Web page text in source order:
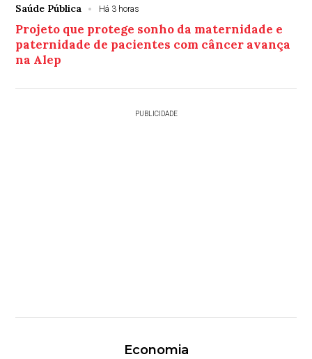
Saúde Pública Há 3 horas
Projeto que protege sonho da maternidade e
paternidade de pacientes com câncer avança
na Alep
PUBLICIDADE
Economia